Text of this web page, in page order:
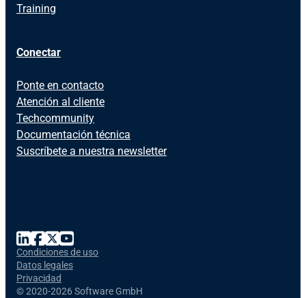
Training
Conectar
Ponte en contacto
Atención al cliente
Techcommunity
Documentación técnica
Suscríbete a nuestra newsletter
©2020-2026 Software GmbH
Condiciones de uso
Datos legales
Privacidad